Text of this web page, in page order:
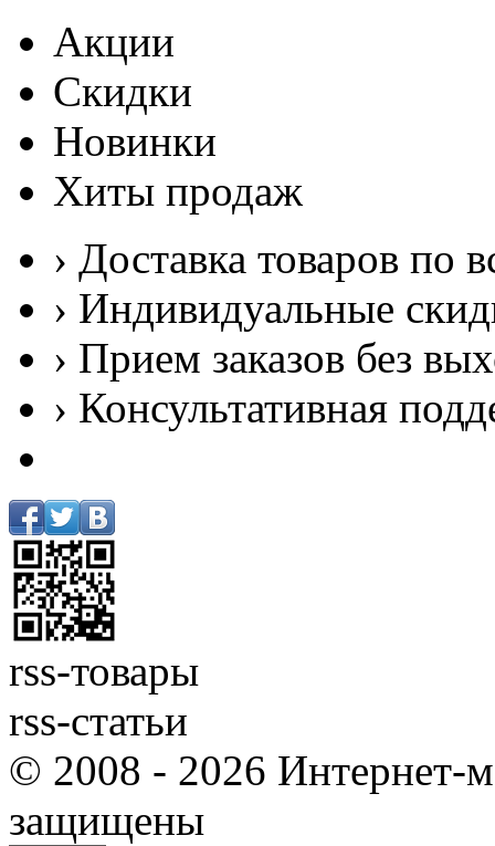
Акции
Скидки
Новинки
Хиты продаж
› Доставка товаров по
› Индивидуальные
› Прием заказов без
› Консультативная
rss-товары
rss-статьи
© 2008 - 2026 Интернет-
защищены